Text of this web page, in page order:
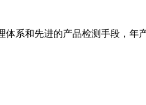
系和先进的产品检测手段，年